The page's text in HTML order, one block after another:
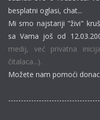
besplatni oglasi, chat...
Mi smo najstariji "živi"
sa Vama još od
medij, već privatna
čitalaca...).
Možete nam pomoći